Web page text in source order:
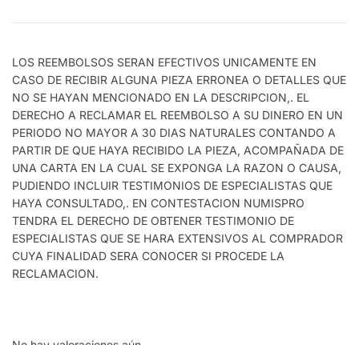
LOS REEMBOLSOS SERAN EFECTIVOS UNICAMENTE EN
CASO DE RECIBIR ALGUNA PIEZA ERRONEA O DETALLES QUE
NO SE HAYAN MENCIONADO EN LA DESCRIPCION,. EL
DERECHO A RECLAMAR EL REEMBOLSO A SU DINERO EN UN
PERIODO NO MAYOR A 30 DIAS NATURALES CONTANDO A
PARTIR DE QUE HAYA RECIBIDO LA PIEZA, ACOMPAÑADA DE
UNA CARTA EN LA CUAL SE EXPONGA LA RAZON O CAUSA,
PUDIENDO INCLUIR TESTIMONIOS DE ESPECIALISTAS QUE
HAYA CONSULTADO,. EN CONTESTACION NUMISPRO
TENDRA EL DERECHO DE OBTENER TESTIMONIO DE
ESPECIALISTAS QUE SE HARA EXTENSIVOS AL COMPRADOR
CUYA FINALIDAD SERA CONOCER SI PROCEDE LA
RECLAMACION.